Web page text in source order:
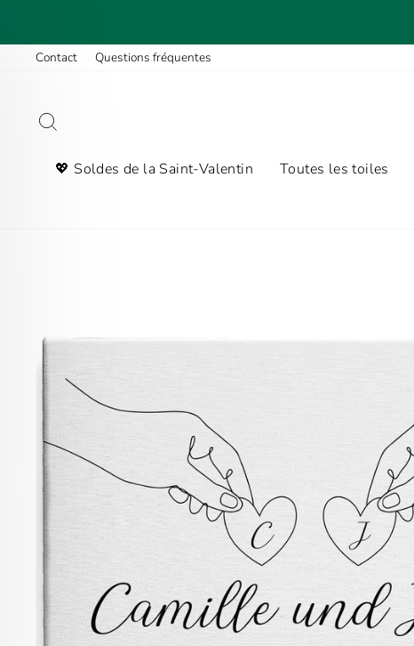
contenuContact Questions fréquentes
💖 Soldes de la Saint-Valentin Toutes les toiles